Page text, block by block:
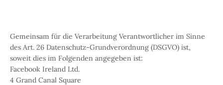
Gemeinsam für die Verarbeitung Verantwortlicher im Sinne
des Art. 26 Datenschutz-Grundverordnung (DSGVO) ist,
soweit dies im Folgenden angegeben ist:
Facebook Ireland Ltd.
4 Grand Canal Square